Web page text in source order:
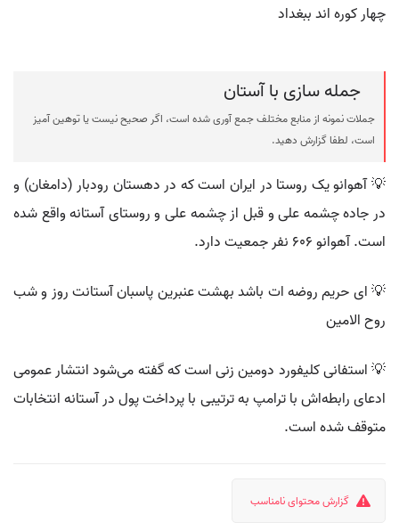
چهار کوره اند ببغداد
جمله سازی با آستان
جملات نمونه از منابع مختلف جمع آوری شده است، اگر صحیح نیست یا توهین آمیز
است، لطفا گزارش دهید.
💡 آهوانو یک روستا در ایران است که در دهستان رودبار (دامغان) و
در جاده چشمه علی و قبل از چشمه علی و روستای آستانه واقع شده‌
است. آهوانو ۶۰۶ نفر جمعیت دارد.
💡 ای حریم روضه ات باشد بهشت عنبرین پاسبان آستانت روز و شب
روح الامین
💡 استفانی کلیفورد دومین زنی است که گفته می‌شود انتشار عمومی
ادعای رابطه‌اش با ترامپ به ترتیبی با پرداخت پول در آستانه انتخابات
متوقف شده است.
گزارش محتوای نامناسب